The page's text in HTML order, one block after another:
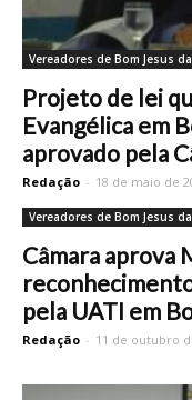
Vereadores de Bom Jesus
Projeto de lei
Evangélica em
aprovado pela
Redação - 18 de maio de
Vereadores de Bom Jesus
Câmara aprova
pela UATI em
Redação - 11 de outubro